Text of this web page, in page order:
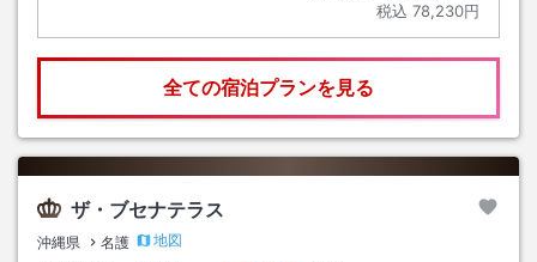
税込 78,230円
全ての宿泊プランを見る
ザ・ブセナテラス
沖縄県 名護
地図